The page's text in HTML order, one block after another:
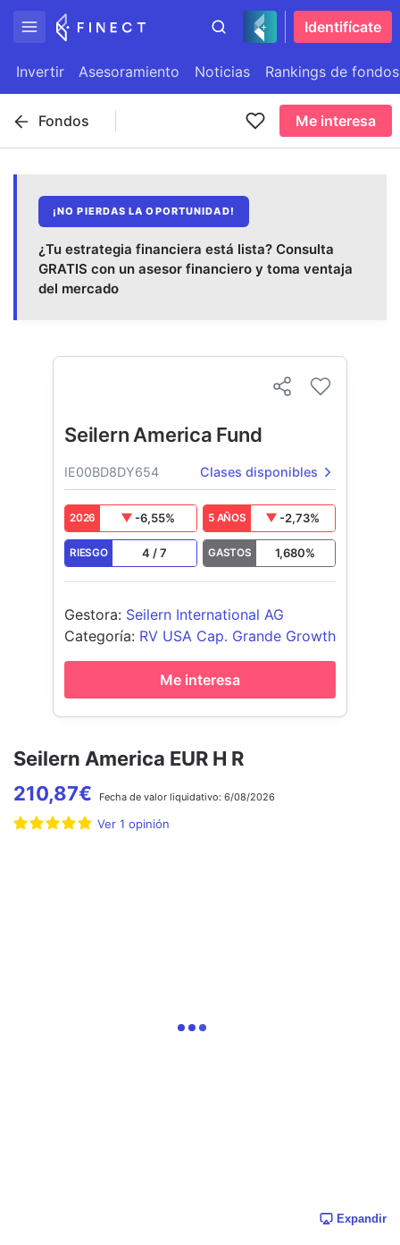
Identifícate
Invertir Asesoramiento Noticias Rankings de fondos
Fondos Me interesa
¡NO PIERDAS LA OPORTUNIDAD!
¿Tu estrategia financiera está lista? Consulta
GRATIS con un asesor financiero y toma ventaja
del mercado
Seilern America EUR H R
210,87€ Fecha de valor liquidativo: 6/08/2026
Ver 1 opinión
Expandir
Seilern America Fund
IE00BD8DY654 Clases disponibles
2026 -6,55% 5 AÑOS -2,73%
RIESGO 4 /7 GASTOS 1,680%
Gestora: Seilern International AG
Categoría: RV USA Cap. Grande Growth
Me interesa